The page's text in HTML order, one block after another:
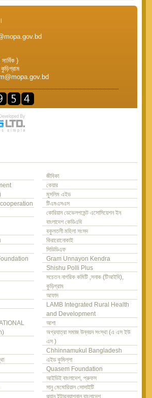
)
জীবিকা
কেয়ার
মুসলিম এইড
টিএমএসএস
কোরিয়ান ডেভেলপমেন্ট এসোসিয়েশন ইন
বাংলাদেশ কেডিএবি
বকুলতলী মহিলা সংসদ
কিরারোনোকাই
সিডিডিএফ
Gram Unnayon Kendra
Shishu Polli Plus
সচেতন নাগরিক কমিটি ,সনাক (টিআইবি),
কুড়িগ্রাম
আফাদ
LAMB Integrated Rural Health
and Development
আশা
অগ্রযাত্রা সমাজ উন্নয়ন সংস্থা (এ এস ইউ
এস )
Chhinnamukul Bangladesh
এইড কুমিল্লা
Quasem Foundation
আইডিই বাংলাদেশ, প্রুফস
সানু মেমোরিয়াল সোসাইটি
প্ল্যান ইন্টারন্যাশনাল বাংলাদেশ